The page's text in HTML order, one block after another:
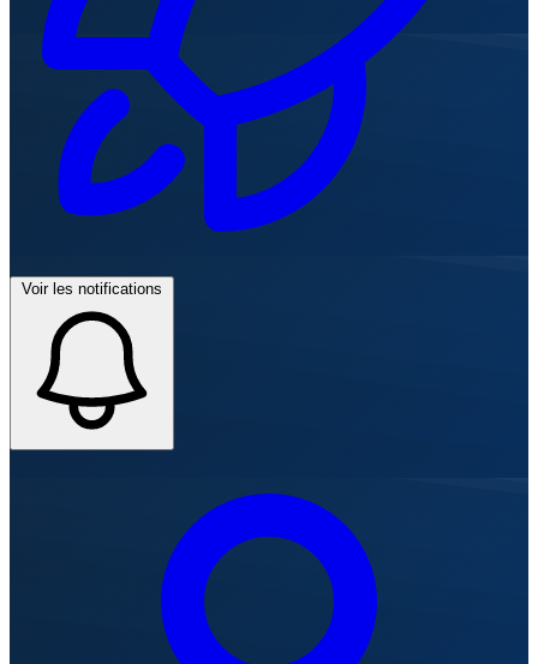
Voir les notifications